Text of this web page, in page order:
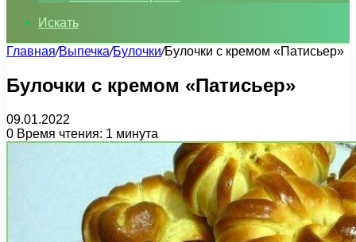
Искать
Главная/Выпечка/Булочки/Булочки с кремом «Патисьер»
Булочки с кремом «Патисьер»
09.01.2022
0 Время чтения: 1 минута